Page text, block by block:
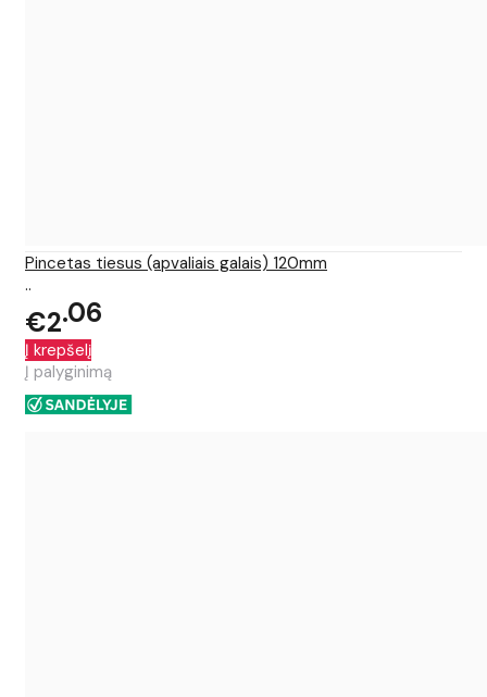
Pincetas tiesus (apvaliais galais) 120mm
..
€2 06
Į krepšelį
Į palyginimą